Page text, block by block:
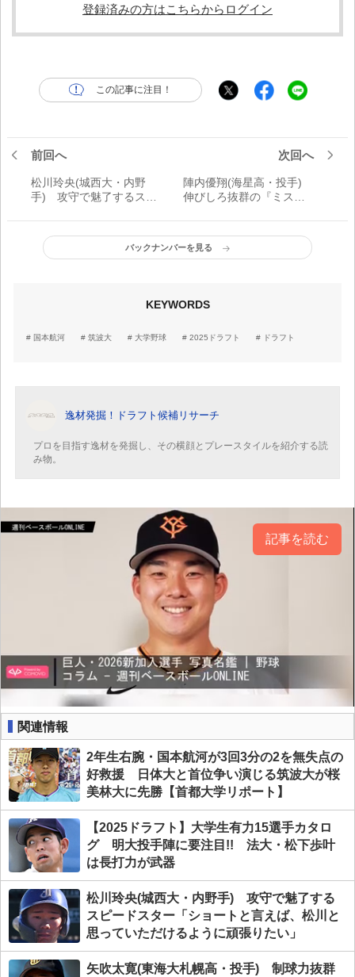
登録済みの方はこちらからログイン
この記事に注目！
前回へ
松川玲央(城西大・内野
手) 攻守で魅了するスピ
言えば、松川と思ってい
ただけるように頑張りた
い」
次回へ
陣内優翔(海星高・投手)
伸びしろ抜群の『ミスタ
は153キロ、そしてプロで
は160キロを目標に勝てる
投手になる」
バックナンバーを見る
KEYWORDS
国本航河 筑波大 大学野球 2025ドラフト ドラフト
逸材発掘！ドラフト候補リサーチ
プロを目指す逸材を発掘し、その横顔とプレースタイルを紹介する読
み物。
記事を読む
関連情報
2年生右腕・国本航河が3回3分の2を無失点の
好救援 日体大と首位争い演じる筑波大が桜
美林大に先勝【首都大学リポート】
【2025ドラフト】大学生有力15選手カタロ
グ 明大投手陣に要注目!! 法大・松下歩叶
は長打力が武器
松川玲央(城西大・内野手) 攻守で魅了する
スピードスター「ショートと言えば、松川と
思っていただけるように頑張りたい」
矢吹太寛(東海大札幌高・投手) 制球力抜群